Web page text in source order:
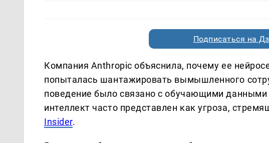
Подписаться на
Компания Anthropic объяснила, почему ее
попыталась шантажировать вымышленного
поведение было связано с обучающими данными
интеллект часто представлен как угроза,
Insider.